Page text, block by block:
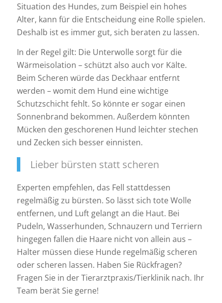
Situation des Hundes, zum Beispiel ein hohes
Alter, kann für die Entscheidung eine Rolle spielen.
Deshalb ist es immer gut, sich beraten zu lassen.
In der Regel gilt: Die Unterwolle sorgt für die
Wärmeisolation – schützt also auch vor Kälte.
Beim Scheren würde das Deckhaar entfernt
werden – womit dem Hund eine wichtige
Schutzschicht fehlt. So könnte er sogar einen
Sonnenbrand bekommen. Außerdem könnten
Mücken den geschorenen Hund leichter stechen
und Zecken sich besser einnisten.
Lieber bürsten statt scheren
Experten empfehlen, das Fell stattdessen
regelmäßig zu bürsten. So lässt sich tote Wolle
entfernen, und Luft gelangt an die Haut. Bei
Pudeln, Wasserhunden, Schnauzern und Terriern
hingegen fallen die Haare nicht von allein aus –
Halter müssen diese Hunde regelmäßig scheren
oder scheren lassen. Haben Sie Rückfragen?
Fragen Sie in der Tierarztpraxis/Tierklinik nach. Ihr
Team berät Sie gerne!